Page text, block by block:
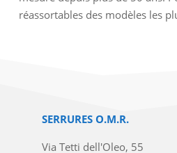
réassortables des modèles les
SERRURES O.M.R.
Via Tetti dell'Oleo, 55